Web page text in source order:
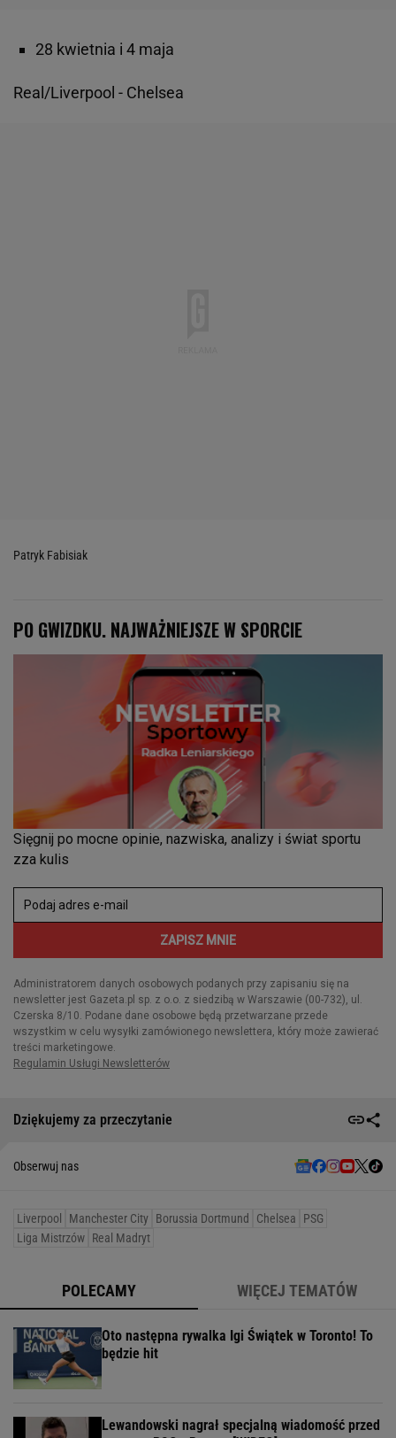
28 kwietnia i 4 maja
Real/Liverpool - Chelsea
Patryk Fabisiak
Dziękujemy za przeczytanie
Obserwuj nas
Liverpool Manchester City Borussia Dortmund Chelsea
PSG
Liga Mistrzów Real Madryt
POLECAMY WIĘCEJ TEMATÓW
Oto następna rywalka Igi Świątek w Toronto! To
będzie hit
Lewandowski nagrał specjalną wiadomość przed